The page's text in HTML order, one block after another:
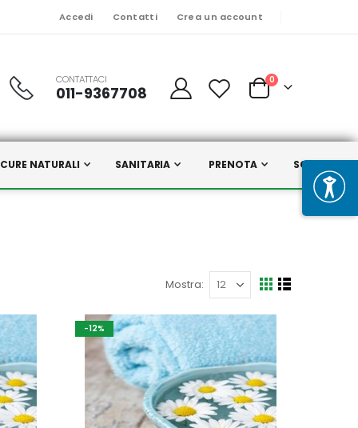
Accedi Contatti Crea un account
CONTATTACI
011-9367708 Cart
0Prodotti
CURE NATURALI SANITARIA PRENOTA SCELTI DA
Mostra
Mostra
come
Griglia
Lista
-12%